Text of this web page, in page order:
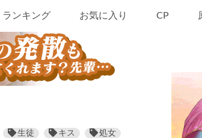
ランキング お気に入り CP
生徒 キス
処女